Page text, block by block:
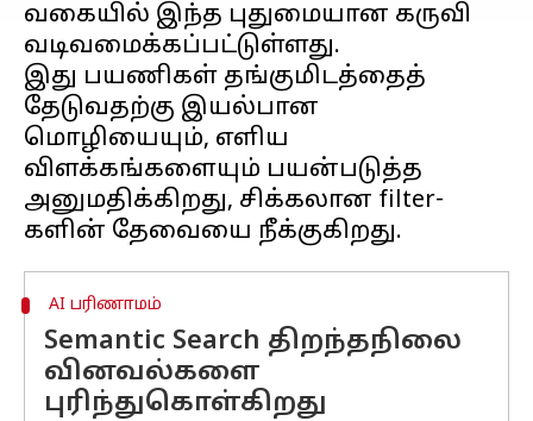
வகையில் இந்த புதுமையான கருவி
வடிவமைக்கப்பட்டுள்ளது.
இது பயணிகள் தங்குமிடத்தைத்
தேடுவதற்கு இயல்பான
மொழியையும், எளிய
விளக்கங்களையும் பயன்படுத்த
அனுமதிக்கிறது, சிக்கலான filter-
AI பரிணாமம்
Semantic Search திறந்தநிலை
வினவல்களை
புரிந்துகொள்கிறது